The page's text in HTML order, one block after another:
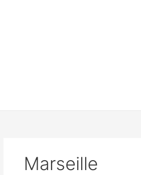
Marseille